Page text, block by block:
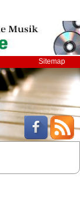
Sitemap